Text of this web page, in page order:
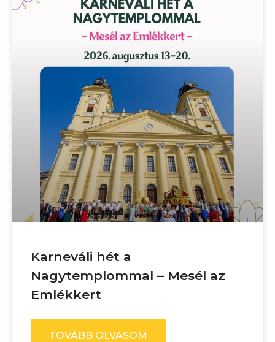
Karneváli hét a
Nagytemplommal – Mesél az
Emlékkert
TOVÁBB OLVASOM